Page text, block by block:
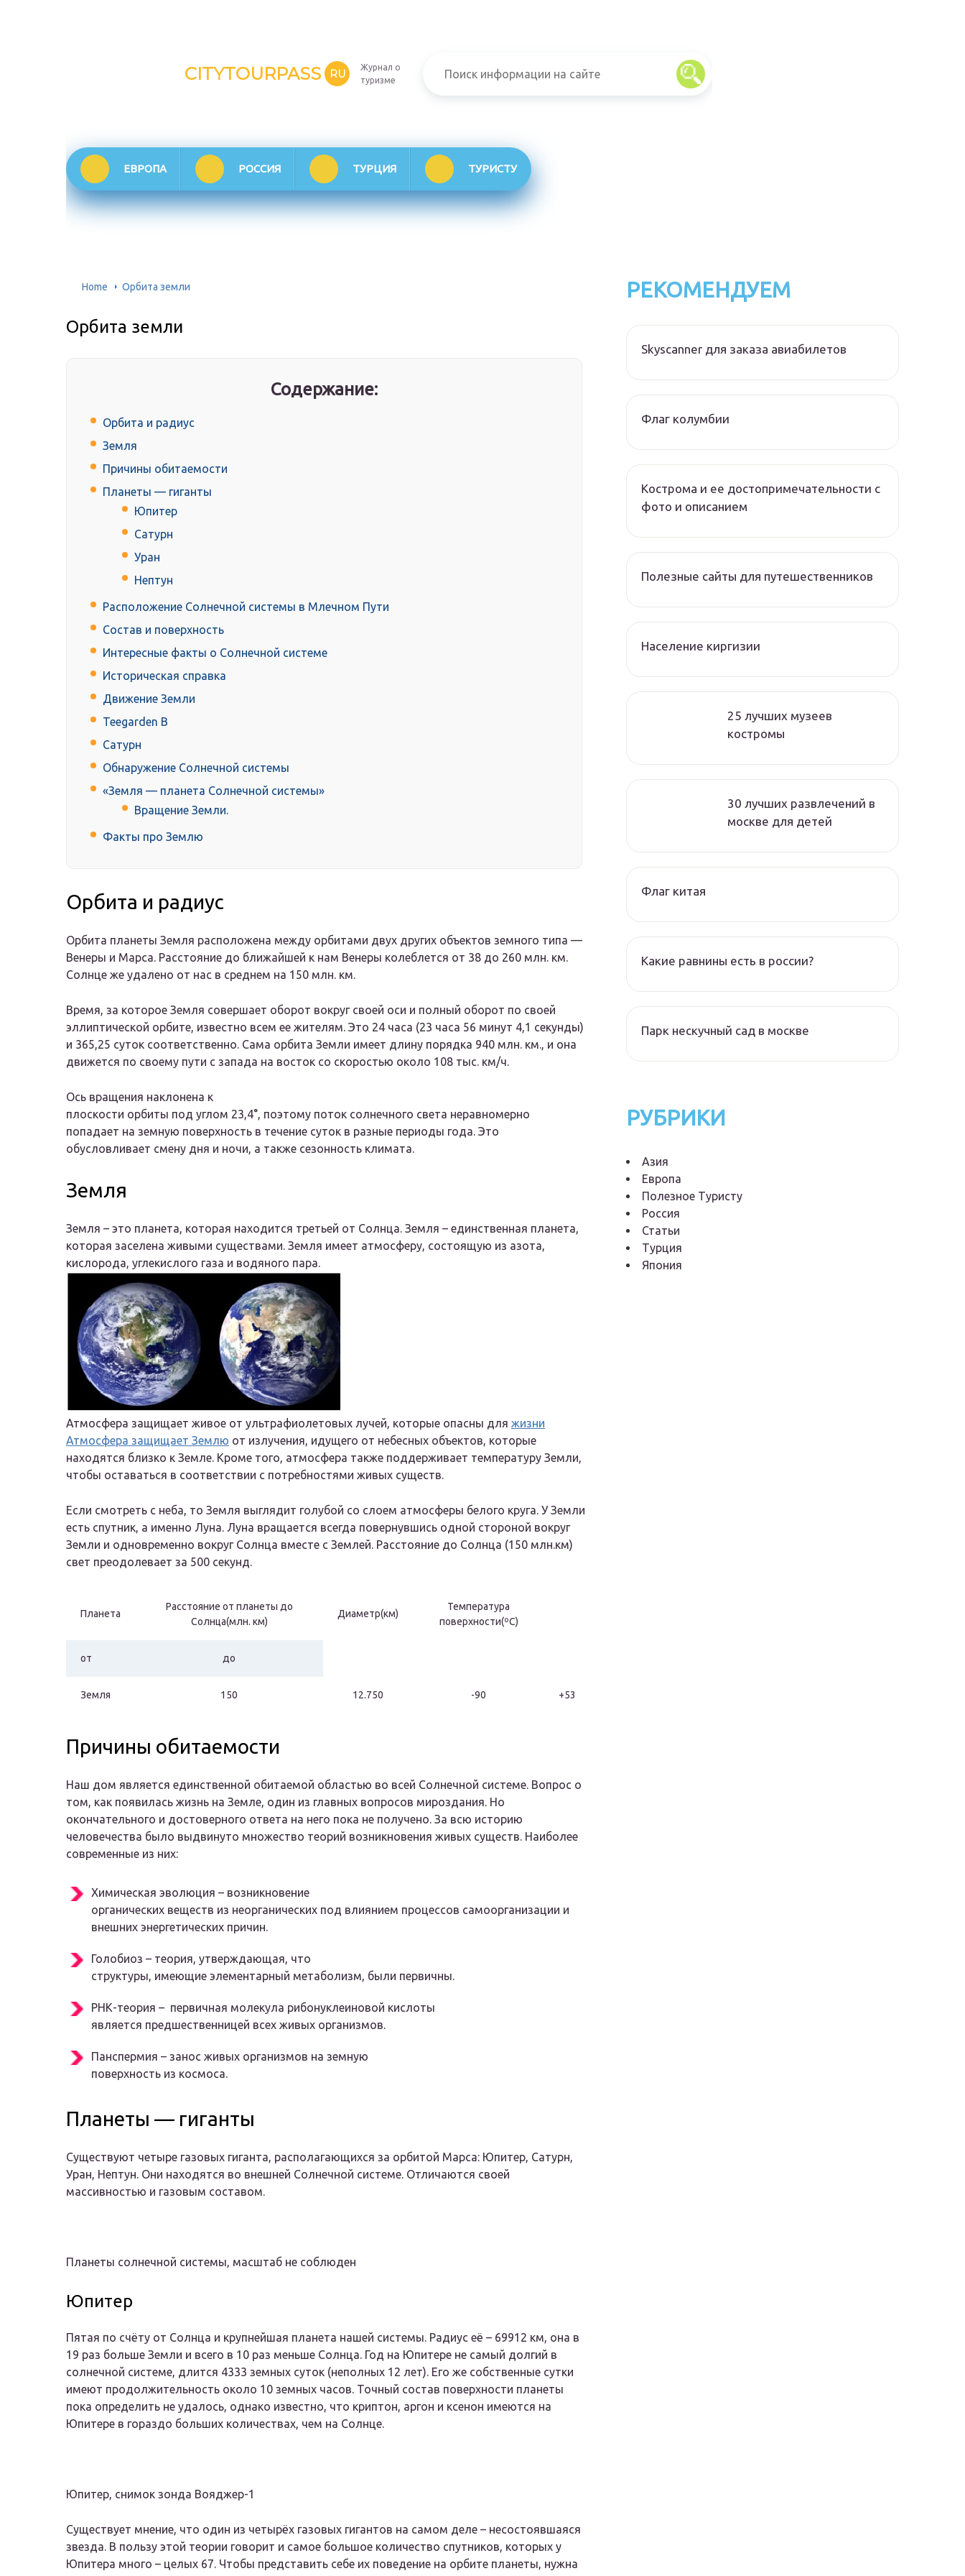
CITYTOURPASS RU
Журнал о
туризме
ЕВРОПА РОССИЯ ТУРЦИЯ ТУРИСТУ
Home Орбита земли
Орбита земли
Содержание:
Орбита и радиус
Земля
Причины обитаемости
Планеты — гиганты
Юпитер
Сатурн
Уран
Нептун
Расположение Солнечной системы в Млечном Пути
Состав и поверхность
Интересные факты о Солнечной системе
Историческая справка
Движение Земли
Teegarden B
Сатурн
Обнаружение Солнечной системы
«Земля — планета Солнечной системы»
Вращение Земли.
Факты про Землю
Орбита и радиус
Орбита планеты Земля расположена между орбитами двух других объектов земного типа —
Венеры и Марса. Расстояние до ближайшей к нам Венеры колеблется от 38 до 260 млн. км.
Солнце же удалено от нас в среднем на 150 млн. км.
Время, за которое Земля совершает оборот вокруг своей оси и полный оборот по своей
эллиптической орбите, известно всем ее жителям. Это 24 часа (23 часа 56 минут 4,1 секунды)
и 365,25 суток соответственно. Сама орбита Земли имеет длину порядка 940 млн. км., и она
движется по своему пути с запада на восток со скоростью около 108 тыс. км/ч.
Ось вращения наклонена к
плоскости орбиты под углом 23,4°, поэтому поток солнечного света неравномерно
попадает на земную поверхность в течение суток в разные периоды года. Это
обусловливает смену дня и ночи, а также сезонность климата.
Земля
Земля – это планета, которая находится третьей от Солнца. Земля – единственная планета,
которая заселена живыми существами. Земля имеет атмосферу, состоящую из азота,
кислорода, углекислого газа и водяного пара.
Атмосфера защищает живое от ультрафиолетовых лучей, которые опасны для жизни
Атмосфера защищает Землю от излучения, идущего от небесных объектов, которые
находятся близко к Земле. Кроме того, атмосфера также поддерживает температуру Земли,
чтобы оставаться в соответствии с потребностями живых существ.
Если смотреть с неба, то Земля выглядит голубой со слоем атмосферы белого круга. У Земли
есть спутник, а именно Луна. Луна вращается всегда повернувшись одной стороной вокруг
Земли и одновременно вокруг Солнца вместе с Землей. Расстояние до Солнца (150 млн.км)
свет преодолевает за 500 секунд.
Планета
Расстояние от планеты до
Солнца(млн. км)
Диаметр(км)
Температура
поверхности(ºC)
от до
Земля 150 12.750 -90 +53
Причины обитаемости
Наш дом является единственной обитаемой областью во всей Солнечной системе. Вопрос о
том, как появилась жизнь на Земле, один из главных вопросов мироздания. Но
окончательного и достоверного ответа на него пока не получено. За всю историю
человечества было выдвинуто множество теорий возникновения живых существ. Наиболее
современные из них:
Химическая эволюция – возникновение
органических веществ из неорганических под влиянием процессов самоорганизации и
внешних энергетических причин.
Голобиоз – теория, утверждающая, что
структуры, имеющие элементарный метаболизм, были первичны.
РНК-теория – первичная молекула рибонуклеиновой кислоты
является предшественницей всех живых организмов.
Панспермия – занос живых организмов на земную
поверхность из космоса.
Планеты — гиганты
Существуют четыре газовых гиганта, располагающихся за орбитой Марса: Юпитер, Сатурн,
Уран, Нептун. Они находятся во внешней Солнечной системе. Отличаются своей
массивностью и газовым составом.
Планеты солнечной системы, масштаб не соблюден
Юпитер
Пятая по счёту от Солнца и крупнейшая планета нашей системы. Радиус её – 69912 км, она в
19 раз больше Земли и всего в 10 раз меньше Солнца. Год на Юпитере не самый долгий в
солнечной системе, длится 4333 земных суток (неполных 12 лет). Его же собственные сутки
имеют продолжительность около 10 земных часов. Точный состав поверхности планеты
пока определить не удалось, однако известно, что криптон, аргон и ксенон имеются на
Юпитере в гораздо больших количествах, чем на Солнце.
Юпитер, снимок зонда Вояджер-1
Существует мнение, что один из четырёх газовых гигантов на самом деле – несостоявшаяся
звезда. В пользу этой теории говорит и самое большое количество спутников, которых у
Юпитера много – целых 67. Чтобы представить себе их поведение на орбите планеты, нужна
РЕКОМЕНДУЕМ
Skyscanner для заказа авиабилетов
Флаг колумбии
Кострома и ее достопримечательности с
фото и описанием
Полезные сайты для путешественников
Население киргизии
25 лучших музеев
костромы
30 лучших развлечений в
москве для детей
Флаг китая
Какие равнины есть в россии?
Парк нескучный сад в москве
РУБРИКИ
Азия
Европа
Полезное Туристу
Россия
Статьи
Турция
Япония